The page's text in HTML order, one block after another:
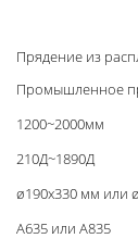
Прядение из
Промышленное
1200~2000мм
210Д~1890Д
ø190x330 мм или
А635 или А835